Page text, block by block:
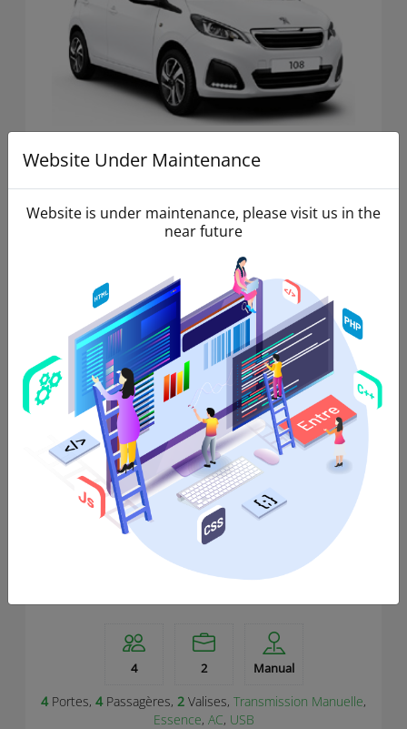
Peugeot 108
2
Transmission Manuelle
Essence
USB
Voir les Détails
4 2 Manual
4Portes, 4Passagères, 2 Valises, Transmission Manuelle,
Essence, AC, USB
Website Under Maintenance
Website is under maintenance, please visit us in the
near future